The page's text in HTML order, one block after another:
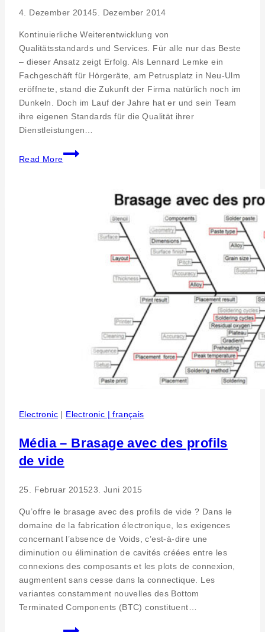
4. Dezember 20145. Dezember 2014
Kontinuierliche Weiterentwicklung von
Qualitätsstandards und Services. Für alle nur das Beste
– dieser Ansatz zeigt Erfolg. Als Lennard Lemke ein
Fachgeschäft für Hörgeräte, am Petrusplatz in Neu-Ulm
eröffnete, stand die Zukunft der Firma natürlich noch im
Dunkeln. Doch im Lauf der Jahre hat er und sein Team
ihre eigenen Standards für die Qualität ihrer
Dienstleistungen…
Read More
Einzelhandel
im
Qualitaetsprozesse
strategischer
Electronic | Electronic | français
Média – Brasage avec des profils
de vide
25. Februar 201523. Juni 2015
Qu’offre le brasage avec des profils de vide ? Dans le
domaine de la fabrication électronique, les exigences
concernant l’absence de Voids, c’est-à-dire une
diminution ou élimination de cavités créées entre les
connexions des composants et les plots de connexion,
augmentent sans cesse dans la connectique. Les
variantes constamment nouvelles des Bottom
Terminated Components (BTC) constituent…
Média